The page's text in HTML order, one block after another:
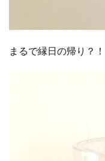
まるで縁日の帰り？！